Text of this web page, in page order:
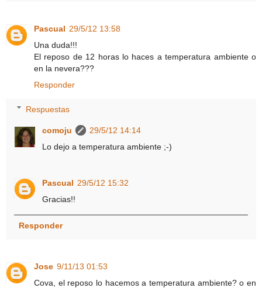
Pascual 29/5/12 13:58
Una duda!!!
El reposo de 12 horas lo haces a temperatura ambiente o
en la nevera???
Responder
Respuestas
comoju
29/5/12 14:14
Lo dejo a temperatura ambiente ;-)
Pascual 29/5/12 15:32
Gracias!!
Responder
Jose 9/11/13 01:53
Cova, el reposo lo hacemos a temperatura ambiente? o en